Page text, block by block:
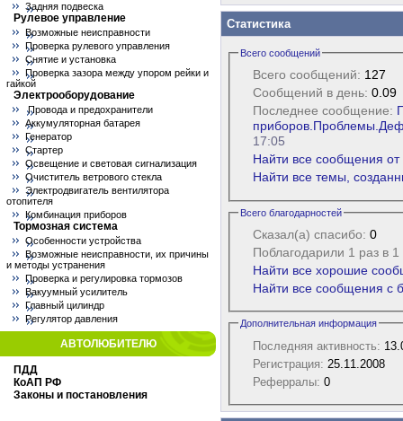
Задняя подвеска
Рулевое управление
Возможные неисправности
Проверка рулевого управления
Снятие и установка
Проверка зазора между упором рейки и
гайкой
Электрооборудование
Провода и предохранители
Аккумуляторная батарея
Генератор
Стартер
Освещение и световая сигнализация
Очиститель ветрового стекла
Электродвигатель вентилятора
отопителя
Комбинация приборов
Тормозная система
Особенности устройства
Возможные неисправности, их причины
и методы устранения
Проверка и регулировка тормозов
Вакуумный усилитель
Главный цилиндр
Регулятор давления
АВТОЛЮБИТЕЛЮ
ПДД
КоАП РФ
Законы и постановления
Статистика
Всего сообщений
Всего сообщений: 127
Сообщений в день: 0.09
Последнее сообщение:
17:05
Найти все сообщения
Найти все темы,
Всего благодарностей
Сказал(а) спасибо: 0
Поблагодарили 1 раз в
Найти все хорошие
Найти все сообщения с
Дополнительная информация
Последняя активность:
Регистрация: 25.11.2008
Реферралы: 0